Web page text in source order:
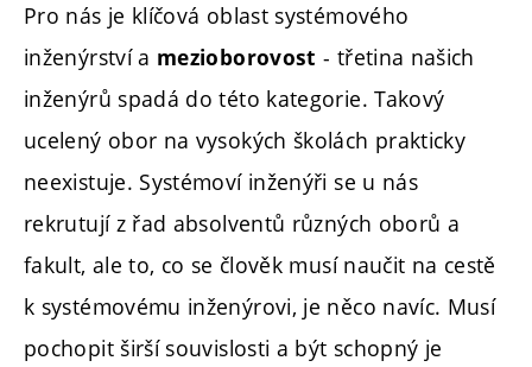
Pro nás je klíčová oblast systémového
inženýrství a mezioborovost - třetina našich
inženýrů spadá do této kategorie. Takový
ucelený obor na vysokých školách prakticky
neexistuje. Systémoví inženýři se u nás
rekrutují z řad absolventů různých oborů a
fakult, ale to, co se člověk musí naučit na cestě
k systémovému inženýrovi, je něco navíc. Musí
pochopit širší souvislosti a být schopný je